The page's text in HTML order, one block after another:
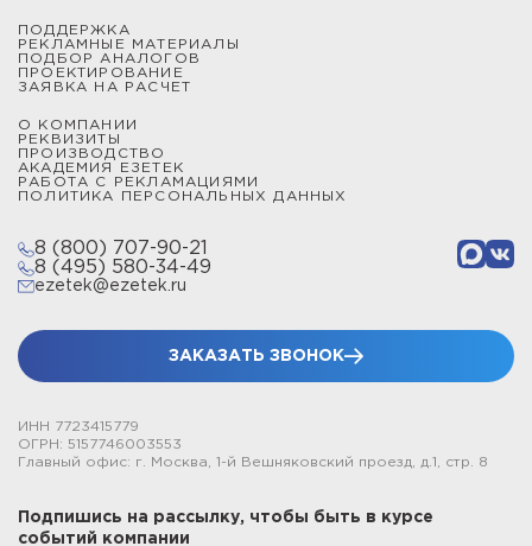
ПОДДЕРЖКА
РЕКЛАМНЫЕ МАТЕРИАЛЫ
ПОДБОР АНАЛОГОВ
ПРОЕКТИРОВАНИЕ
ЗАЯВКА НА РАСЧЕТ
О КОМПАНИИ
РЕКВИЗИТЫ
ПРОИЗВОДСТВО
АКАДЕМИЯ ЕЗЕТЕК
РАБОТА С РЕКЛАМАЦИЯМИ
ПОЛИТИКА ПЕРСОНАЛЬНЫХ ДАННЫХ
8 (800) 707-90-21
8 (495) 580-34-49
ezetek@ezetek.ru
ЗАКАЗАТЬ ЗВОНОК
ИНН 7723415779
ОГРН: 5157746003553
Главный офис: г. Москва, 1-й Вешняковский проезд, д.1, стр. 8
Подпишись на рассылку, чтобы быть в курсе
событий компании